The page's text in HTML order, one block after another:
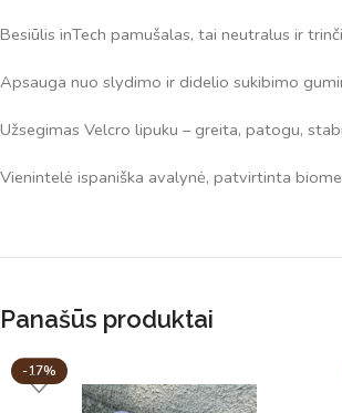
Besiūlis inTech pamušalas, tai neutralus ir
Apsauga nuo slydimo ir didelio sukibimo
Užsegimas Velcro lipuku – greita, patogu,
Vienintelė ispaniška avalynė, patvirtinta
Panašūs produktai
-17%